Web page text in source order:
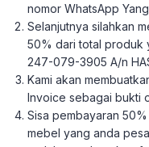
nomor WhatsApp
Selanjutnya silahkan
50% dari total produk
247-079-3905 A/n
Kami akan
Invoice sebagai bukti
Sisa pembayaran
mebel yang anda